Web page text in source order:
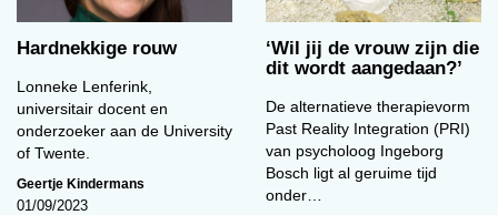
Hardnekkige rouw
Lonneke Lenferink,
universitair docent en
onderzoeker aan de University
of Twente.
Geertje Kindermans
01/09/2023
‘Wil jij de vrouw zijn die
dit wordt aangedaan?’
De alternatieve therapievorm
Past Reality Integration (PRI)
van psycholoog Ingeborg
Bosch ligt al geruime tijd
onder…